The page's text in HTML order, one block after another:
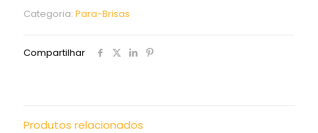
Categoria: Para-Brisas
Compartilhar
Produtos relacionados